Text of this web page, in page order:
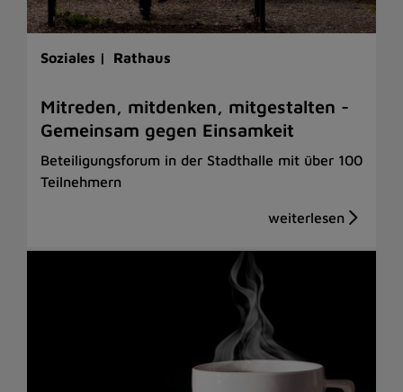
Soziales | Rathaus
Mitreden, mitdenken, mitgestalten -
Gemeinsam gegen Einsamkeit
Beteiligungsforum in der Stadthalle mit über 100
Teilnehmern